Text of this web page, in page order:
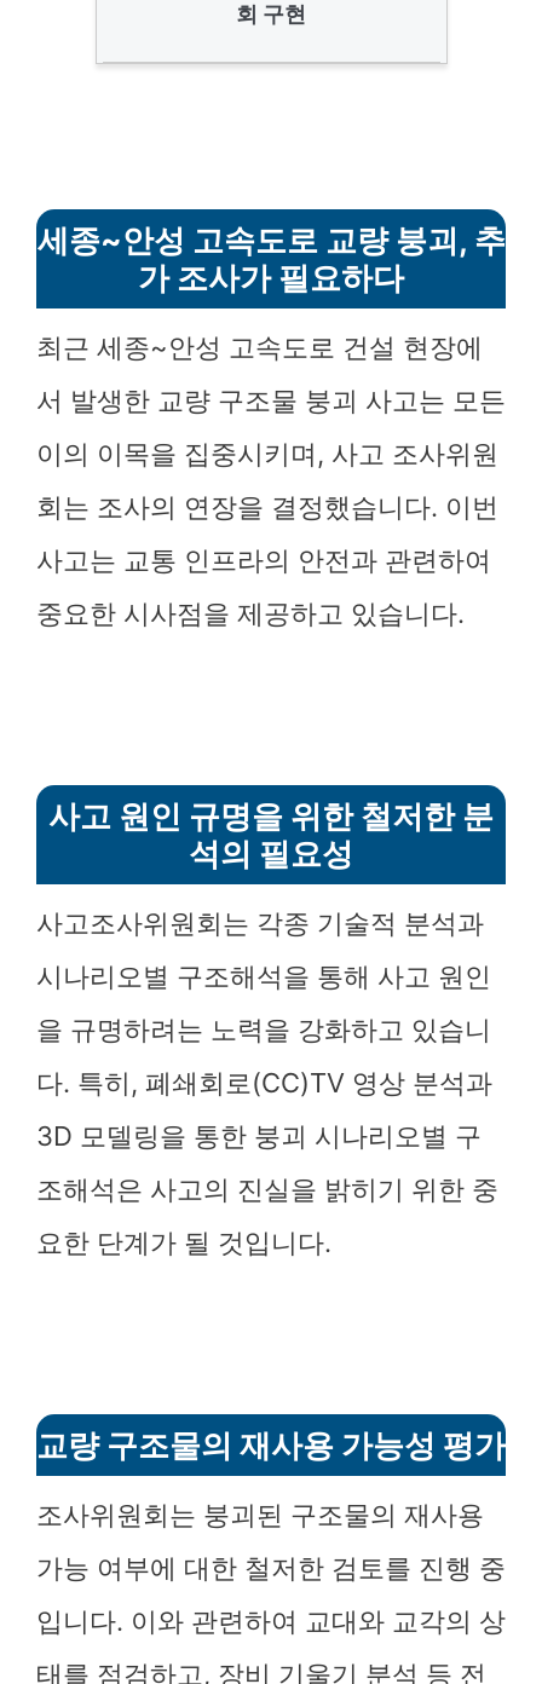
회 구현
세종~안성 고속도로 교량 붕괴, 추
가 조사가 필요하다
최근 세종~안성 고속도로 건설 현장에
서 발생한 교량 구조물 붕괴 사고는 모든
이의 이목을 집중시키며, 사고 조사위원
회는 조사의 연장을 결정했습니다. 이번
사고는 교통 인프라의 안전과 관련하여
중요한 시사점을 제공하고 있습니다.
사고 원인 규명을 위한 철저한 분
석의 필요성
사고조사위원회는 각종 기술적 분석과
시나리오별 구조해석을 통해 사고 원인
을 규명하려는 노력을 강화하고 있습니
다. 특히, 폐쇄회로(CC)TV 영상 분석과
3D 모델링을 통한 붕괴 시나리오별 구
조해석은 사고의 진실을 밝히기 위한 중
요한 단계가 될 것입니다.
교량 구조물의 재사용 가능성 평가
조사위원회는 붕괴된 구조물의 재사용
가능 여부에 대한 철저한 검토를 진행 중
입니다. 이와 관련하여 교대와 교각의 상
태를 점검하고, 장비 기울기 분석 등 전